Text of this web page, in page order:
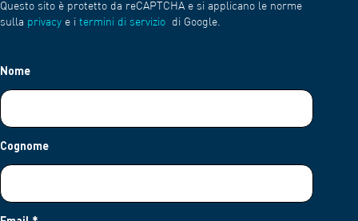
Questo sito è protetto da reCAPTCHA e si applicano le norme
sulla privacy e i termini di servizio di Google.
Nome
Cognome